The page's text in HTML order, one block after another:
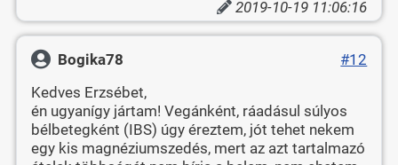
2019-10-19 11:06:16
Bogika78
#12
Kedves Erzsébet,
én ugyanígy jártam! Vegánként, ráadásul súlyos
bélbetegként (IBS) úgy éreztem, jót tehet nekem
egy kis magnéziumszedés, mert az azt tartalmazó